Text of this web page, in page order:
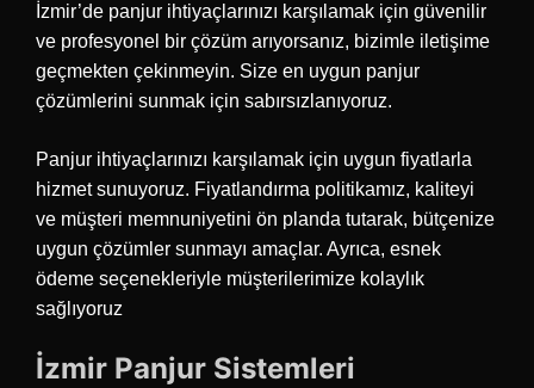
İzmir’de panjur ihtiyaçlarınızı karşılamak için güvenilir
ve profesyonel bir çözüm arıyorsanız, bizimle iletişime
geçmekten çekinmeyin. Size en uygun panjur
çözümlerini sunmak için sabırsızlanıyoruz.
Panjur ihtiyaçlarınızı karşılamak için uygun fiyatlarla
hizmet sunuyoruz. Fiyatlandırma politikamız, kaliteyi
ve müşteri memnuniyetini ön planda tutarak, bütçenize
uygun çözümler sunmayı amaçlar. Ayrıca, esnek
ödeme seçenekleriyle müşterilerimize kolaylık
sağlıyoruz
İzmir Panjur Sistemleri